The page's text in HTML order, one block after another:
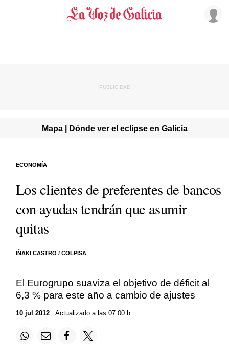
Mapa | Dónde ver el eclipse en Galicia
Los clientes de preferentes de bancos
con ayudas tendrán que asumir
quitas
IÑAKI CASTRO / COLPISA
ECONOMÍA
El Eurogrupo suaviza el objetivo de déficit al
6,3 % para este año a cambio de ajustes
10 jul 2012 . Actualizado a las 07:00 h.